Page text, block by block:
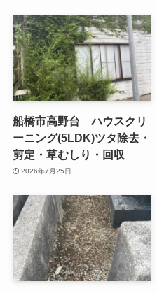
船橋市高野台 ハウスクリ
ーニング(5LDK)ツタ除去・
剪定・草むしり・回収
2026年7月25日